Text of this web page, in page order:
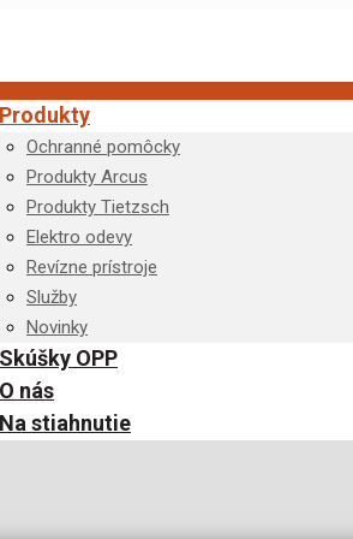
Produkty
Ochranné pomôcky
Produkty Arcus
Produkty Tietzsch
Elektro odevy
Revízne prístroje
Služby
Novinky
Skúšky OPP
O nás
Na stiahnutie